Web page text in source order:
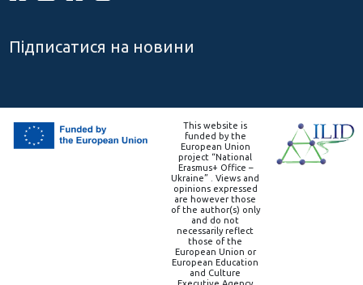
Підписатися на новини
This website is
funded by the
European Union
project “National
Erasmus+ Office –
Ukraine” . Views and
opinions expressed
are however those
of the author(s) only
and do not
necessarily reflect
those of the
European Union or
European Education
and Culture